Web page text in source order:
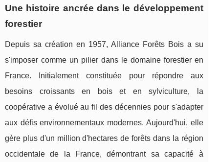
Une histoire ancrée dans le développement
forestier
Depuis sa création en 1957, Alliance Forêts Bois a su
s'imposer comme un pilier dans le domaine forestier en
France. Initialement constituée pour répondre aux
besoins croissants en bois et en sylviculture, la
coopérative a évolué au fil des décennies pour s'adapter
aux défis environnementaux modernes. Aujourd'hui, elle
gère plus d'un million d'hectares de forêts dans la région
occidentale de la France, démontrant sa capacité à